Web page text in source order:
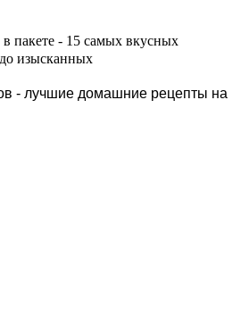
пакете - 15 самых вкусных
изысканных